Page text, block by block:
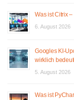
Was ist Citrix
6. August 2026
Googles KI-
wirklich
5. August 2026
Was ist